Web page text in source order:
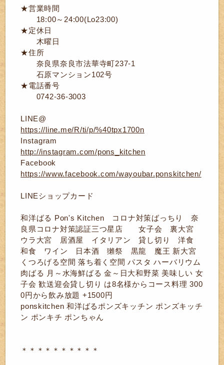
★営業時間
18:00～24:00(Lo23:00)
★定休日
木曜日
★住所
奈良県奈良市法華寺町237-1
石原マンション102号
★電話番号
0742-36-3003
LINE@
https://line.me/R/ti/p/%40tpx1700n
Instagram
http://instagram.com/pons_kitchen
Facebook
https://www.facebook.com/wayoubar.ponskitchen/
LINEショップカード
和洋ばる Pon's Kitchen コロナ対策ばっちり 奈
良県コロナ対策認証三つ星店 女子会 裏大宮
ウラ大宮 居酒屋 イタリアン 貸し切り 洋食
和食 ワイン 日本酒 獺祭 黒龍 魔王 新大宮
くつろげる空間 落ち着く空間 パスタ ハーバリウム
肉ばる 月～水海鮮ばる 金～日大和野菜 美味しい 女
子会 歓送迎会貸し切り は8名様からコース料理 300
0円から飲み放題 +1500円
ponskitchen 和洋ばるポンズキッチン ポンズキッチ
ン ポンキチ ポンちゃん
＊＊＊＊＊＊＊＊＊＊